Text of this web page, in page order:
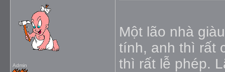
Admin
Một lão nhà
tính, anh thì rất
thì rất lễ phép.